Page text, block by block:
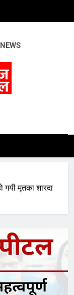
गयी मृतका शारदा